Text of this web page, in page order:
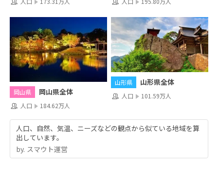
岡山県 岡山県全体
人口 184.62万人
山形県 山形県全体
人口 101.59万人
人口、自然、気温、ニーズなどの観点から似ている地域を算
出しています。
by.︎ スマウト運営